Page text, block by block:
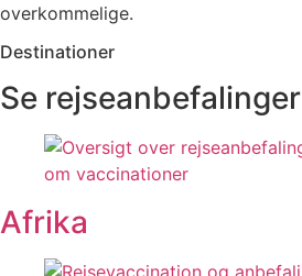
overkommelige.
Destinationer
Se rejseanbefalinger
Afrika